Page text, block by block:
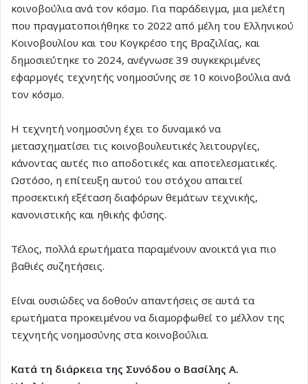
κοινοβούλια ανά τον κόσμο. Για παράδειγμα, μια μελέτη
που πραγματοποιήθηκε το 2022 από μέλη του Ελληνικού
Κοινοβουλίου και του Κογκρέσο της Βραζιλίας, και
δημοσιεύτηκε το 2024, ανέγνωσε 39 συγκεκριμένες
εφαρμογές τεχνητής νοημοσύνης σε 10 κοινοβούλια ανά
τον κόσμο.
Η τεχνητή νοημοσύνη έχει το δυναμικό να
μετασχηματίσει τις κοινοβουλευτικές λειτουργίες,
κάνοντας αυτές πιο αποδοτικές και αποτελεσματικές.
Ωστόσο, η επίτευξη αυτού του στόχου απαιτεί
προσεκτική εξέταση διαφόρων θεμάτων τεχνικής,
κανονιστικής και ηθικής φύσης.
Τέλος, πολλά ερωτήματα παραμένουν ανοικτά για πιο
βαθιές συζητήσεις.
Είναι ουσιώδες να δοθούν απαντήσεις σε αυτά τα
ερωτήματα προκειμένου να διαμορφωθεί το μέλλον της
τεχνητής νοημοσύνης στα κοινοβούλια.
Κατά τη διάρκεια της Συνόδου ο Βασίλης Α.